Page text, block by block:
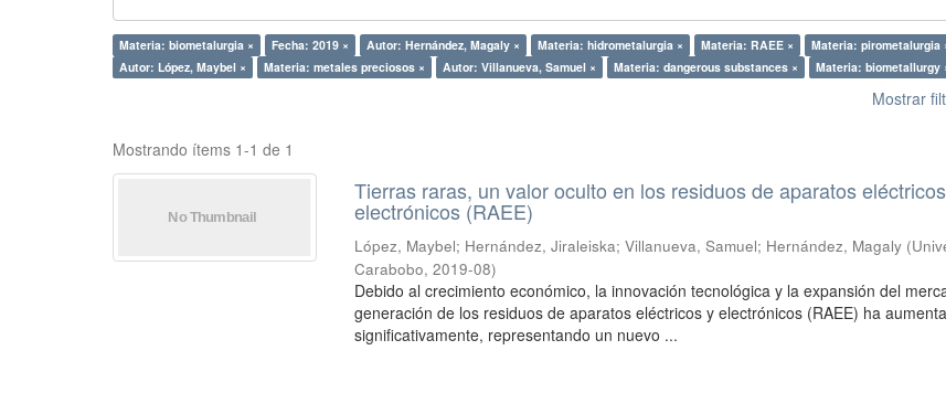
Materia: biometalurgia × Fecha: 2019 × Autor: Hernández, Magaly × Materia: hidrometalurgia × Materia: RAEE ×
Materia: pirometalurgia
Autor: López, Maybel ×
Materia: metales preciosos × Autor: Villanueva, Samuel × Materia: dangerous substances × Materia: biometallurgy
Mostrar
Mostrando ítems 1-1 de 1
Tierras raras, un valor oculto en los residuos de aparatos
electrónicos (RAEE)
López, Maybel; Hernández, Jiraleiska;Villanueva, Samuel; Hernández, Magaly (
Carabobo,2019-08)
Debido al crecimiento económico, la innovación tecnológica y la expansión del
generación de los residuos de aparatos eléctricos y electrónicos (RAEE) ha
significativamente, representando un nuevo ...